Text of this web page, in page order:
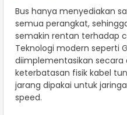
Bus hanya menyediakan
semua perangkat,
semakin rentan terhadap
Teknologi modern seperti
diimplementasikan secara
keterbatasan fisik kabel
jarang dipakai untuk
speed.